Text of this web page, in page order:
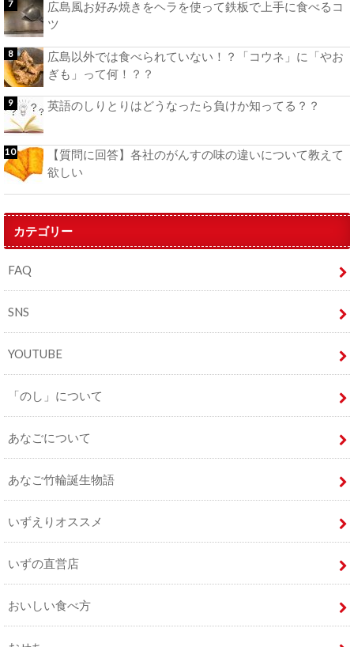
広島風お好み焼きをヘラを使って鉄板で上手に食べるコ
ツ
広島以外では食べられていない！？「コウネ」に「やお
ぎも」って何！？？
英語のしりとりはどうなったら負けか知ってる？？
【質問に回答】各社のがんすの味の違いについて教えて
欲しい
カテゴリー
FAQ
SNS
YOUTUBE
「のし」について
あなごについて
あなご竹輪誕生物語
いずえりオススメ
いずの直営店
おいしい食べ方